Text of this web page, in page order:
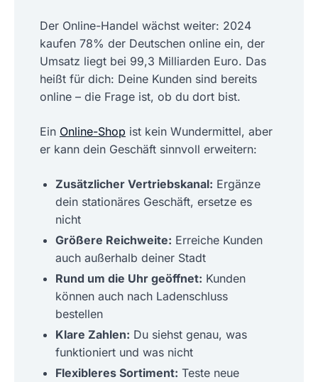
Der Online-Handel wächst weiter: 2024
kaufen 78% der Deutschen online ein, der
Umsatz liegt bei 99,3 Milliarden Euro. Das
heißt für dich: Deine Kunden sind bereits
online – die Frage ist, ob du dort bist.
Ein Online-Shop ist kein Wundermittel, aber
er kann dein Geschäft sinnvoll erweitern:
Zusätzlicher Vertriebskanal: Ergänze
dein stationäres Geschäft, ersetze es
nicht
Größere Reichweite: Erreiche Kunden
auch außerhalb deiner Stadt
Rund um die Uhr geöffnet: Kunden
können auch nach Ladenschluss
bestellen
Klare Zahlen: Du siehst genau, was
funktioniert und was nicht
Flexibleres Sortiment: Teste neue